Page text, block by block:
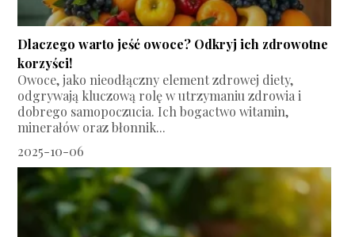
Dlaczego warto jeść owoce? Odkryj ich zdrowotne
korzyści!
Owoce, jako nieodłączny element zdrowej diety,
odgrywają kluczową rolę w utrzymaniu zdrowia i
dobrego samopoczucia. Ich bogactwo witamin,
minerałów oraz błonnik...
2025-10-06